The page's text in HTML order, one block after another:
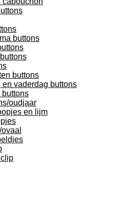
buttons
buttons
en vaderdag buttons
buttons
oudjaar
en lijm